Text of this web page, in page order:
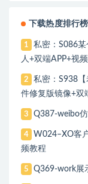
下载热度排行榜
1
私密：S086
人+双端APP+视
2
私密：S938
件修复版镜像+双
3 Q387-weibo
4
W024–XO客
频教程
5 Q369-work展